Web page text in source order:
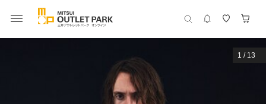
1 / 13